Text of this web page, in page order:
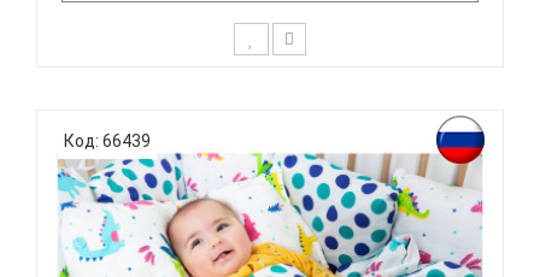
родитель подходит очень основательно. Ведь
ребенок большую часть времени проводит в
кровати. И натуральность тканей, нежный и
веселый рисунок, высокая устойчивость к частым
стиркам – очень важные параметр..
Код: 66439